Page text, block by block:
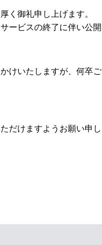
く御礼申し上げます。
ービスの終了に伴い公開
けいたしますが、何卒ご
だけますようお願い申し